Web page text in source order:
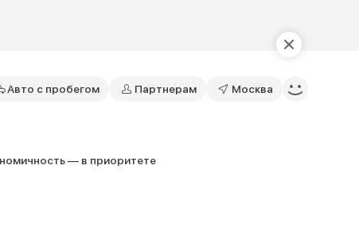
Авто с пробегом Партнерам Москва
— в приоритете